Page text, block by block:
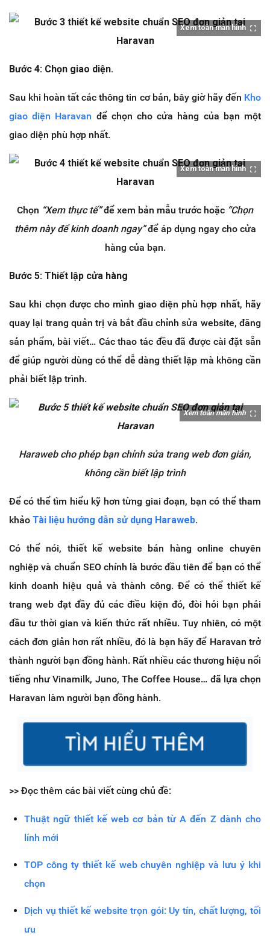
Xem toàn màn hình
Bước 4: Chọn giao diện.
Sau khi hoàn tất các thông tin cơ bản, bây giờ hãy đến Kho
giao diện Haravan để chọn cho cửa hàng của bạn một
giao diện phù hợp nhất.
Xem toàn màn hình
Chọn “Xem thực tế”để xem bản mẫu trước hoặc “Chọn
thêm này để kinh doanh ngay”để áp dụng ngay cho cửa
hàng của bạn.
Bước 5: Thiết lập cửa hàng
Sau khi chọn được cho mình giao diện phù hợp nhất, hãy
quay lại trang quản trị và bắt đầu chỉnh sửa website, đăng
sản phẩm, bài viết… Các thao tác đều đã được cài đặt sẵn
để giúp người dùng có thể dễ dàng thiết lập mà không cần
phải biết lập trình.
Xem toàn màn hình
Haraweb cho phép bạn chỉnh sửa trang web đơn giản,
không cần biết lập trình
Để có thể tìm hiểu kỹ hơn từng giai đoạn, bạn có thể tham
khảo Tài liệu hướng dẫn sử dụng Haraweb.
Có thể nói, thiết kế website bán hàng online chuyên
nghiệp và chuẩn SEO chính là bước đầu tiên để bạn có thể
kinh doanh hiệu quả và thành công. Để có thể thiết kế
trang web đạt đầy đủ các điều kiện đó, đòi hỏi bạn phải
đầu tư thời gian và kiến thức rất nhiều. Tuy nhiên, có một
cách đơn giản hơn rất nhiều, đó là bạn hãy để Haravan trở
thành người bạn đồng hành. Rất nhiều các thương hiệu nổi
tiếng như Vinamilk, Juno, The Coffee House… đã lựa chọn
Haravan làm người bạn đồng hành.
>> Đọc thêm các bài viết cùng chủ đề:
Thuật ngữ thiết kế web cơ bản từ A đến Z dành cho
lính mới
TOP công ty thiết kế web chuyên nghiệp và lưu ý khi
chọn
Dịch vụ thiết kế website trọn gói: Uy tín, chất lượng, tối
ưu